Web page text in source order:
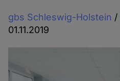
gbs Schleswig-Holstein /
01.11.2019